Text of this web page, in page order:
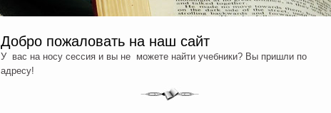
Добро пожаловать на наш сайт
У вас на носу сессия и вы не можете найти учебники? Вы пришли по
адресу!